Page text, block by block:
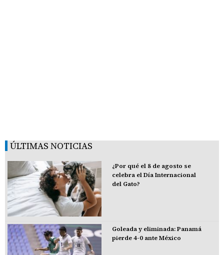
ÚLTIMAS NOTICIAS
¿Por qué el 8 de agosto se
celebra el Día Internacional
del Gato?
Goleada y eliminada: Panamá
pierde 4-0 ante México